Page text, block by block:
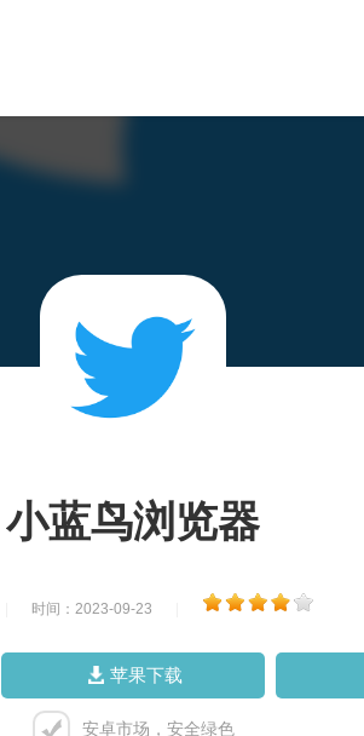
小蓝鸟浏览器
时间：2023-09-23
苹果下载
安卓市场，安全绿色